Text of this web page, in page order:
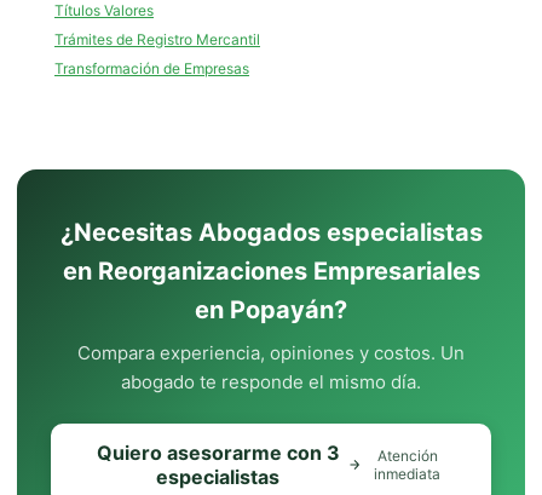
Títulos Valores
Trámites de Registro Mercantil
Transformación de Empresas
¿Necesitas Abogados especialistas
en Reorganizaciones Empresariales
en Popayán?
Compara experiencia, opiniones y costos. Un
abogado te responde el mismo día.
Quiero asesorarme con 3
especialistas
Atención
inmediata